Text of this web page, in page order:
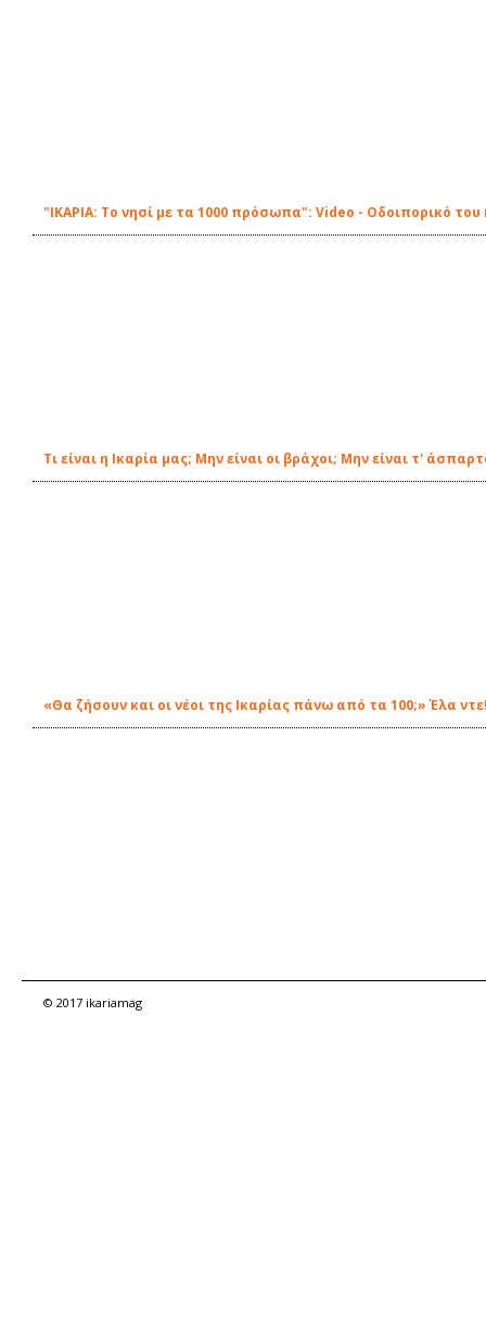
"ΙΚΑΡΙΑ: Το νησί με τα 1000 πρόσωπα": Video - Οδοιπορικό
Τι είναι η Ικαρία μας; Μην είναι οι βράχοι; Μην είναι τ'
«Θα ζήσουν και οι νέοι της Ικαρίας πάνω από τα 100;» Έλα
© 2017 ikariamag